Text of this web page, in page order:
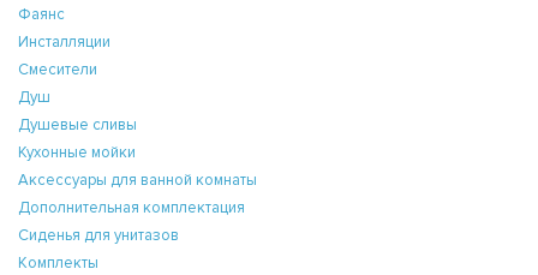
Фаянс
Инсталляции
Смесители
Душ
Душевые сливы
Кухонные мойки
Аксессуары для ванной комнаты
Дополнительная комплектация
Сиденья для унитазов
Комплекты